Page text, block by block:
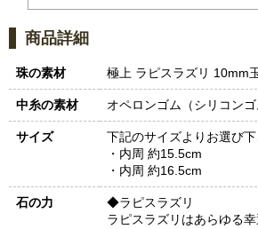
商品詳細
珠の素材 極上 ラピスラズリ 10mm
中糸の素材 オペロンゴム（シリコンゴ
サイズ
下記のサイズよりお選び
・内周 約15.5cm
・内周 約16.5cm
石の力
◆ラピスラズリ
ラピスラズリはあらゆる